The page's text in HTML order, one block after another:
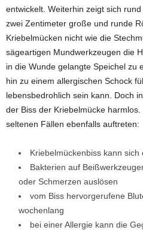
entwickelt. Weiterhin zeigt sich
zwei Zentimeter große und runde
Kriebelmücken nicht wie die
sägeartigen Mundwerkzeugen die
in die Wunde gelangte Speichel zu
hin zu einem allergischen Schock
lebensbedrohlich sein kann. Doch
der Biss der Kriebelmücke
seltenen Fällen ebenfalls auftreten:
Kriebelmückenbiss kann sich
Bakterien auf
oder Schmerzen auslösen
vom Biss hervorgerufene
wochenlang
bei einer Allergie kann die